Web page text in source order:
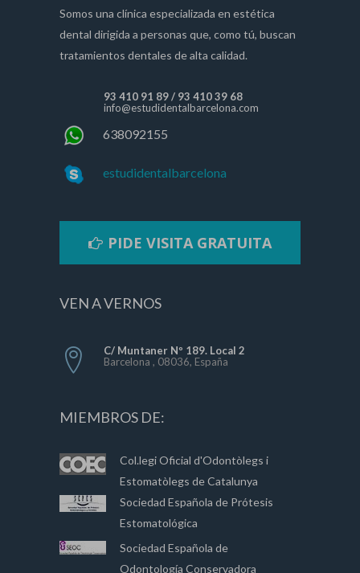
Somos una clínica especializada en estética
dental dirigida a personas que, como tú, buscan
tratamientos dentales de alta calidad.
93 410 91 89/ 93 410 39 68
info@estudidentalbarcelona.com
638092155
estudidentalbarcelona
PIDE VISITA GRATUITA
VEN A VERNOS
C/ Muntaner Nº 189. Local 2
Barcelona , 08036, España
MIEMBROS DE:
Col.legi Oficial d'Odontòlegs i
Estomatòlegs de Catalunya
Sociedad Española de Prótesis
Estomatológica
Sociedad Española de
Odontología Conservadora